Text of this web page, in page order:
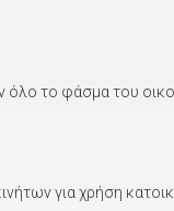
το φάσμα του
για χρήση